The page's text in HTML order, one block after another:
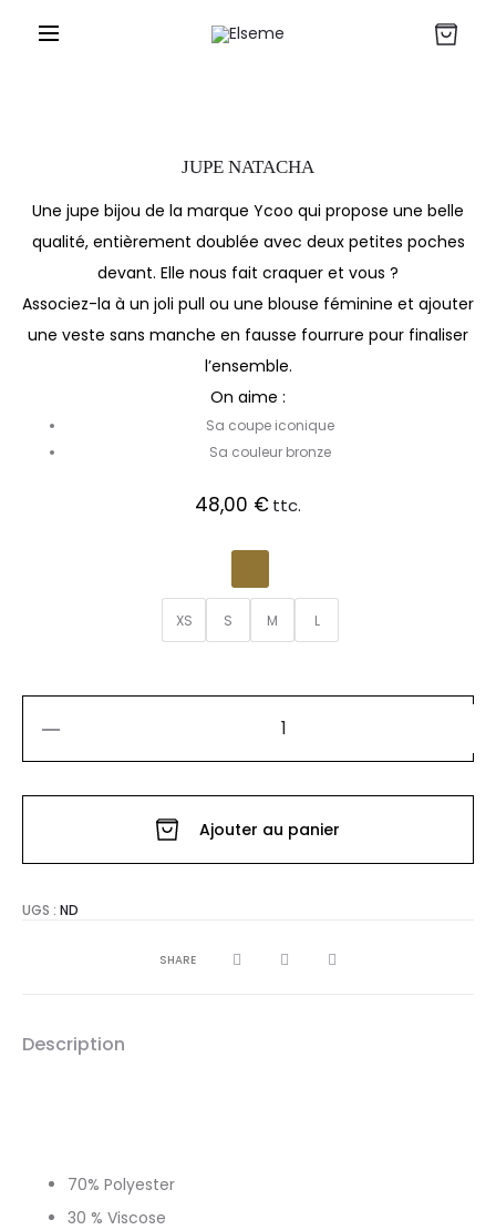
JUPE NATACHA
Une jupe bijou de la marque Ycoo qui propose une belle
qualité, entièrement doublée avec deux petites poches
devant. Elle nous fait craquer et vous ?
Associez-la à un joli pull ou une blouse féminine et ajouter
une veste sans manche en fausse fourrure pour finaliser
l’ensemble.
On aime :
Sa coupe iconique
Sa couleur bronze
48,00 €ttc.
XS S M L
Ajouter au panier
UGS : ND
SHARE
Description
70% Polyester
30 % Viscose